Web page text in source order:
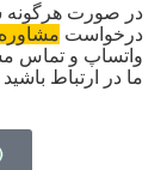
در صورت هرگونه
درخواست
ما در ارتباط باشید